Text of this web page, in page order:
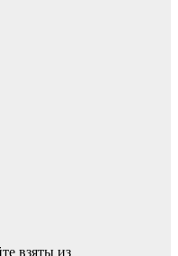
взяты из